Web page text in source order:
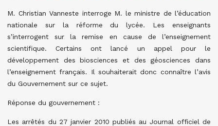
M. Christian Vanneste interroge M. le ministre de l’éducation
nationale sur la réforme du lycée. Les enseignants
s’interrogent sur la remise en cause de l’enseignement
scientifique. Certains ont lancé un appel pour le
développement des biosciences et des géosciences dans
l’enseignement français. Il souhaiterait donc connaître l’avis
du Gouvernement sur ce sujet.
Réponse du gouvernement :
Les arrêtés du 27 janvier 2010 publiés au Journal officiel de